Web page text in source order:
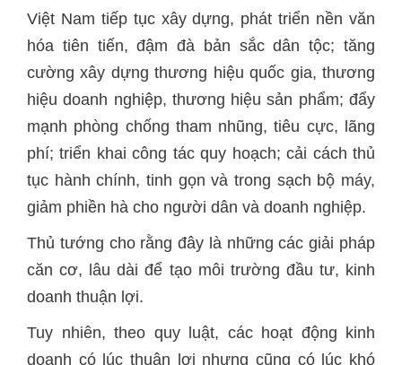
Việt Nam tiếp tục xây dựng, phát triển nền văn
hóa tiên tiến, đậm đà bản sắc dân tộc; tăng
cường xây dựng thương hiệu quốc gia, thương
hiệu doanh nghiệp, thương hiệu sản phẩm; đẩy
mạnh phòng chống tham nhũng, tiêu cực, lãng
phí; triển khai công tác quy hoạch; cải cách thủ
tục hành chính, tinh gọn và trong sạch bộ máy,
giảm phiền hà cho người dân và doanh nghiệp.
Thủ tướng cho rằng đây là những các giải pháp
căn cơ, lâu dài để tạo môi trường đầu tư, kinh
doanh thuận lợi.
Tuy nhiên, theo quy luật, các hoạt động kinh
doanh có lúc thuận lợi nhưng cũng có lúc khó